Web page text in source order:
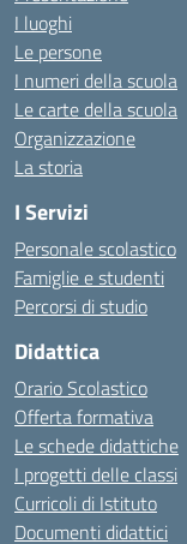
I luoghi
Le persone
I numeri della scuola
Le carte della scuola
Organizzazione
La storia
I Servizi
Personale scolastico
Famiglie e studenti
Percorsi di studio
Didattica
Orario Scolastico
Offerta formativa
Le schede didattiche
I progetti delle classi
Curricoli di Istituto
Documenti didattici